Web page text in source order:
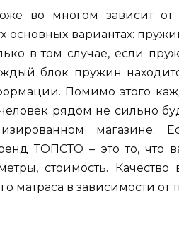
во многом зависит
основных вариантах:
в том случае, если
блок пружин
Помимо этого
рядом не сильно
магазине.
ТОПСТО – это то, что
стоимость.
матраса в зависимости от